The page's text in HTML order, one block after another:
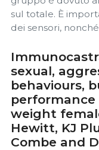
sul totale. È
dei sensori,
sexual,
behaviours,
weight
Hewitt, KJ
Combe and